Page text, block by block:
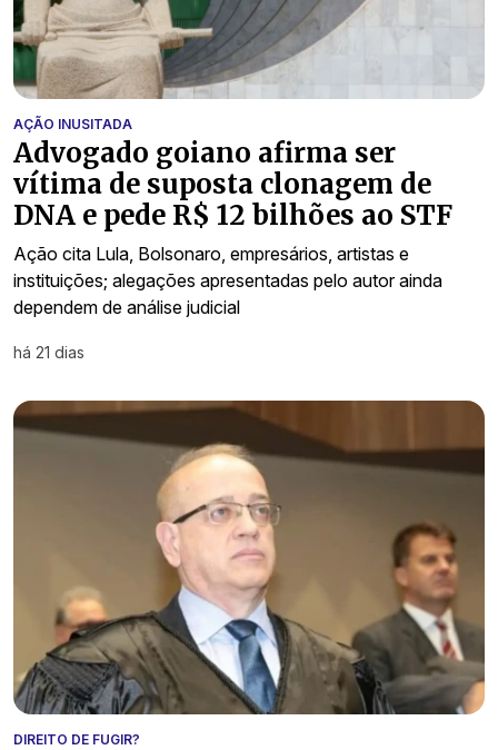
AÇÃO INUSITADA
Advogado goiano afirma ser
vítima de suposta clonagem de
DNA e pede R$ 12 bilhões ao STF
Ação cita Lula, Bolsonaro, empresários, artistas e
instituições; alegações apresentadas pelo autor ainda
dependem de análise judicial
há 21 dias
DIREITO DE FUGIR?